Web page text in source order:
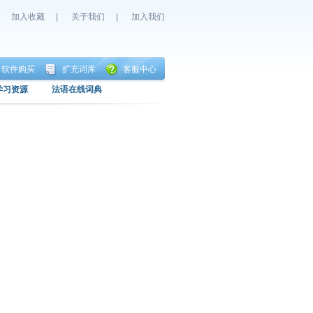
加入收藏 关于我们 加入我们
软件购买 扩充词库 客服中心
习资源 法语在线词典